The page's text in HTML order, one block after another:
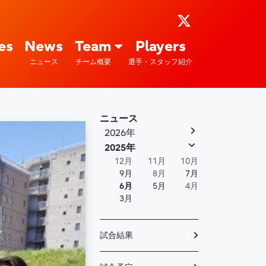
News
ニュース
Team
チーム概要
Players
選手・スタッフ紹介
ニュース
2026年
2025年
12月 11月
10月
9月
8月
7月
6月
5月
4月
3月
試合結果